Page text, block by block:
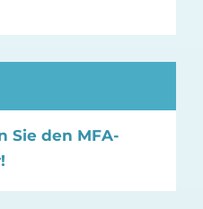
Sie den MFA-